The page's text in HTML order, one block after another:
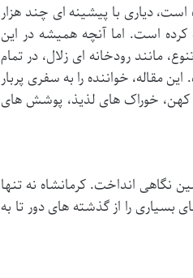
دیاری با پیشینه ای چند هزار
است. اما آنچه همیشه در این
مانند رودخانه ای زلال، در تمام
خواننده را به سفری پربار
کهن، خوراک های لذیذ، پوشش های
نگاهی انداخت. کرمانشاه نه تنها
بسیاری را از گذشته های دور تا به